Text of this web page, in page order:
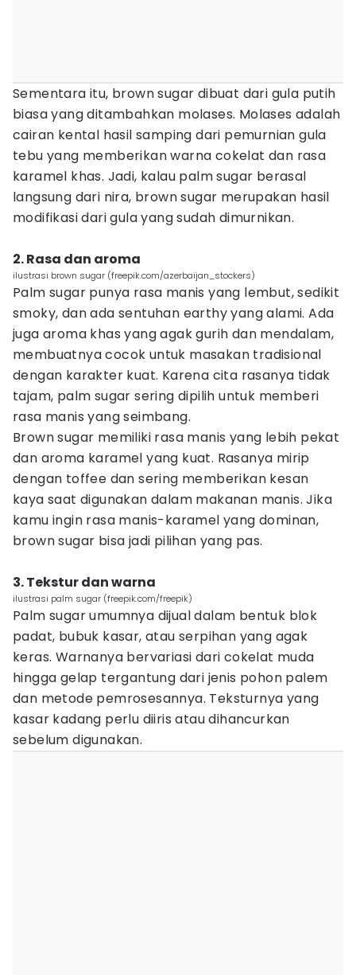
Sementara itu, brown sugar dibuat dari gula putih
biasa yang ditambahkan molases. Molases adalah
cairan kental hasil samping dari pemurnian gula
tebu yang memberikan warna cokelat dan rasa
karamel khas. Jadi, kalau palm sugar berasal
langsung dari nira, brown sugar merupakan hasil
modifikasi dari gula yang sudah dimurnikan.
2. Rasa dan aroma
ilustrasi brown sugar (freepik.com/azerbaijan_stockers)
Palm sugar punya rasa manis yang lembut, sedikit
smoky, dan ada sentuhan earthy yang alami. Ada
juga aroma khas yang agak gurih dan mendalam,
membuatnya cocok untuk masakan tradisional
dengan karakter kuat. Karena cita rasanya tidak
tajam, palm sugar sering dipilih untuk memberi
rasa manis yang seimbang.
Brown sugar memiliki rasa manis yang lebih pekat
dan aroma karamel yang kuat. Rasanya mirip
dengan toffee dan sering memberikan kesan
kaya saat digunakan dalam makanan manis. Jika
kamu ingin rasa manis-karamel yang dominan,
brown sugar bisa jadi pilihan yang pas.
3. Tekstur dan warna
ilustrasi palm sugar (freepik.com/freepik)
Palm sugar umumnya dijual dalam bentuk blok
padat, bubuk kasar, atau serpihan yang agak
keras. Warnanya bervariasi dari cokelat muda
hingga gelap tergantung dari jenis pohon palem
dan metode pemrosesannya. Teksturnya yang
kasar kadang perlu diiris atau dihancurkan
sebelum digunakan.